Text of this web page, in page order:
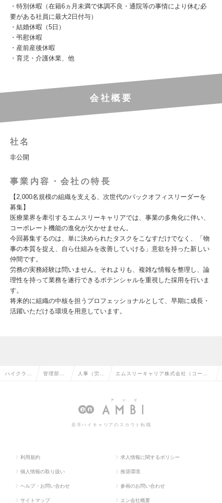
・特別休暇（在籍6ヵ月未満で体調不良・通院等の事情により休む必
要がある社員に最大2日付与）
・結婚休暇（5日）
・弔慰休暇
・産前産後休暇
・育児・介護休業、他
会社概要
社名
非公開
事業内容・会社の特長
【2,000名規模の組織を支える、次世代のバックオフィスリーダーを
募集】
医療業界を牽引するエムスリーキャリアでは、事業の多角化に伴い、
コーポレート機能の進化が欠かせません。
今回募集するのは、単に決められたタスクをこなすだけでなく、「物
事の本質を捉え、自ら仕組みを改善していける」意欲を持った新しい
仲間です。
労務の実務経験は問いません。それよりも、複雑な情報を整理し、論
理性を持って業務を遂行できるポテンシャルを重視した採用を行いま
す。
将来的に組織の中核を担うプロフェッショナルとして、早期に成長・
活躍いただける環境を用意しています。
ハイクラス 管理部門 人事（労 エムスリーキャリア株式会社（コーポ
若手ハイキャリアのスカウト転職
利用規約 求人情報に関するポリシー
個人情報の取り扱い 推奨環境
ヘルプ・お問い合わせ 参画のお問い合わせ
サイトマップ エン会社概要